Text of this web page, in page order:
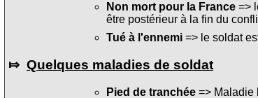
Non mort pour la France =>
être postérieur à la fin du
Tué à l'ennemi => le soldat
⤇ Quelques maladies de soldat
Pied de tranchée => Maladie